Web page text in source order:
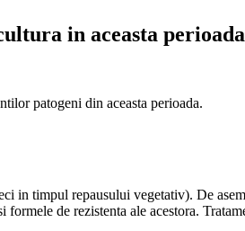
in aceasta perioada
patogeni din aceasta perioada.
in timpul repausului vegetativ). De
de rezistenta ale acestora.